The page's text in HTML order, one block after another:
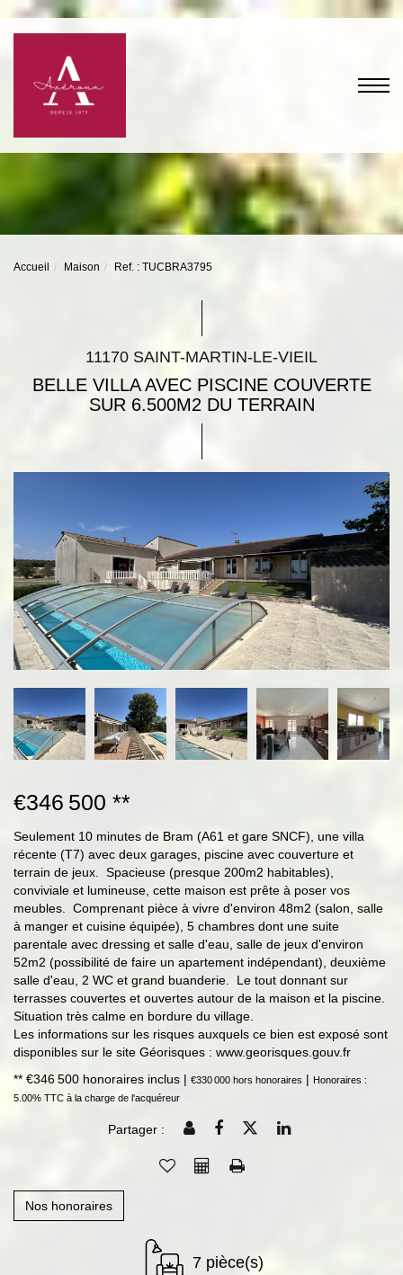
Accueil Maison Ref. : TUCBRA3795
11170 SAINT-MARTIN-LE-VIEIL
BELLE VILLA AVEC PISCINE COUVERTE
SUR 6.500M2 DU TERRAIN
€346 500 **
Seulement 10 minutes de Bram (A61 et gare SNCF), une villa
récente (T7) avec deux garages, piscine avec couverture et
terrain de jeux. Spacieuse (presque 200m2 habitables),
conviviale et lumineuse, cette maison est prête à poser vos
meubles. Comprenant pièce à vivre d'environ 48m2 (salon, salle
à manger et cuisine équipée), 5 chambres dont une suite
parentale avec dressing et salle d'eau, salle de jeux d'environ
52m2 (possibilité de faire un apartement indépendant), deuxième
salle d'eau, 2 WC et grand buanderie. Le tout donnant sur
terrasses couvertes et ouvertes autour de la maison et la piscine.
Situation très calme en bordure du village.
Les informations sur les risques auxquels ce bien est exposé sont
disponibles sur le site Géorisques : www.georisques.gouv.fr
** €346 500 honoraires inclus | €330 000 hors honoraires | Honoraires :
5.00% TTC à la charge de l'acquéreur
Partager :
Nos honoraires
7 pièce(s)